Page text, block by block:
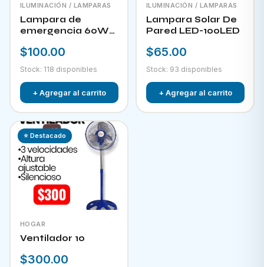
ILUMINACIÓN / LAMPARAS
Lampara de
emergencia 60W
$100.00
Stock: 118 disponibles
+ Agregar al carrito
ILUMINACIÓN / LAMPARAS
Lampara Solar De
Pared LED-100LED
$65.00
Stock: 93 disponibles
+ Agregar al carrito
⭐ Destacado
HOGAR
Ventilador 10
$300.00